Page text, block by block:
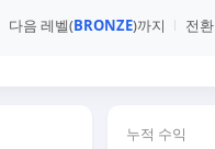
다음 레벨(BRONZE)까지 전환
누적 수익